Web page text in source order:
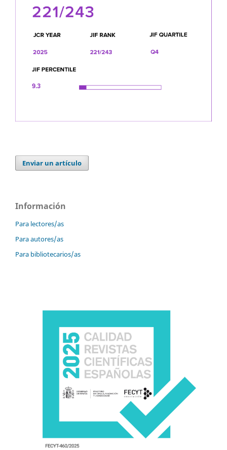
Enviar un artículo
Información
Para lectores/as
Para autores/as
Para bibliotecarios/as